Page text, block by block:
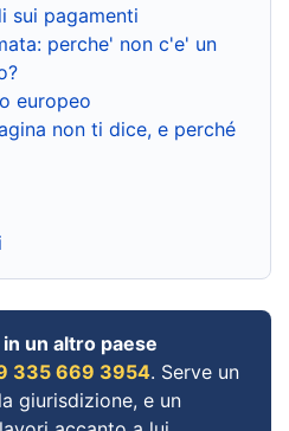
sui pagamenti
perche' non c'e' un
europeo
non ti dice, e perché
un altro paese
335 669 3954. Serve un
giurisdizione, e un